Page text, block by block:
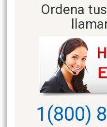
Ordena
1(800)